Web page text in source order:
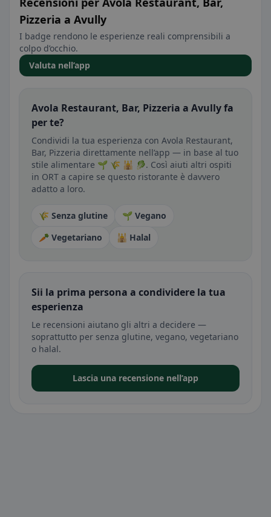
Pizzeria a Avully
I badge rendono le esperienze reali comprensibili a
colpo d’occhio.
Valuta nell’app
Avola Restaurant, Bar, Pizzeria a Avully fa
per te?
Condividi la tua esperienza con Avola Restaurant,
Bar, Pizzeria direttamente nell’app — in base al tuo
stile alimentare 🌱 🌾 🕌 🥬. Così aiuti altri ospiti
in ORT a capire se questo ristorante è davvero
adatto a loro.
🌾 Senza glutine
🌱 Vegano
🥕 Vegetariano
🕌 Halal
Sii la prima persona a condividere la tua
esperienza
Le recensioni aiutano gli altri a decidere —
soprattutto per senza glutine, vegano, vegetariano
o halal.
Lascia una recensione nell’app